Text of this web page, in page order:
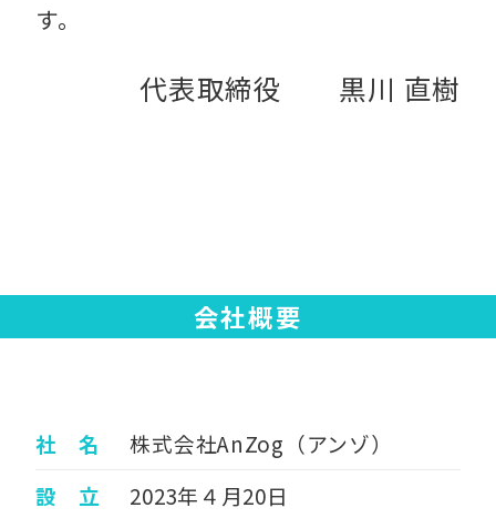
す。
代表取締役 黒川 直樹
会社概要
社 名
株式会社AnZog（アンゾ）
設 立
2023年４月20日